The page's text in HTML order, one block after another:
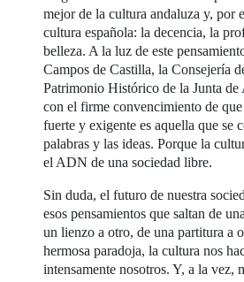
mejor de la cultura andaluza y, por
cultura española: la decencia, la
belleza. A la luz de este
Campos de Castilla, la Consejería
Patrimonio Histórico de la Junta de
con el firme convencimiento de que
fuerte y exigente es aquella que se
palabras y las ideas. Porque la
el ADN de una sociedad libre.
Sin duda, el futuro de nuestra
esos pensamientos que saltan de
un lienzo a otro, de una partitura a
hermosa paradoja, la cultura nos
intensamente nosotros. Y, a la vez,